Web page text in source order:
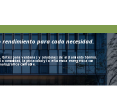
para cada necesidad.
para ventanas y soluciones de aislamiento térmico.
comodidad, la privacidad y la eficiencia energética con
confiable.